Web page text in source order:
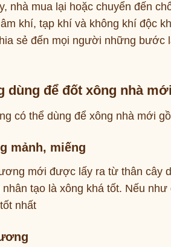
nhà mua lại hoặc chuyển đến
khí, tạp khí và không khí độc
sẻ đến mọi người những
dùng để đốt xông nhà mới
có thể dùng để xông nhà mới
mảnh, miếng
mới được lấy ra từ thân cây
tạo là xông khá tốt. Nếu
nhất